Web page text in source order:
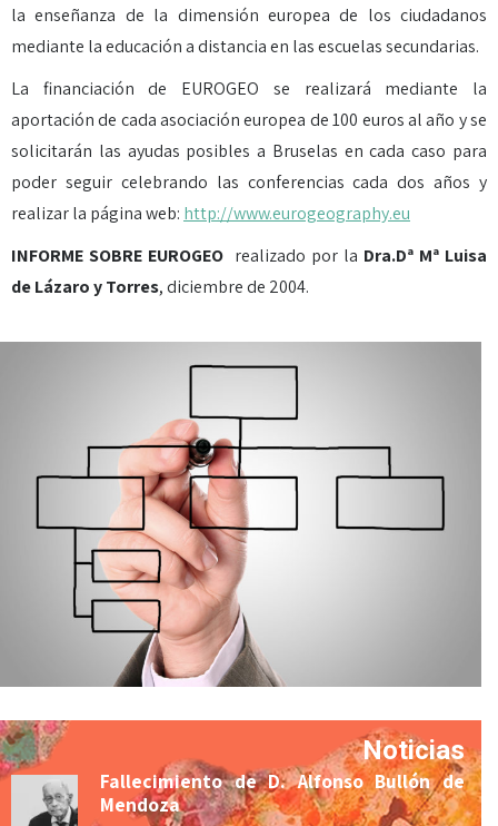
la enseñanza de la dimensión europea de los ciudadanos
mediante la educación a distancia en las escuelas secundarias.
La financiación de EUROGEO se realizará mediante la
aportación de cada asociación europea de 100 euros al año y se
solicitarán las ayudas posibles a Bruselas en cada caso para
poder seguir celebrando las conferencias cada dos años y
realizar la página web: http://www.eurogeography.eu
INFORME SOBRE EUROGEO realizado por la Dra.Dª Mª Luisa
de Lázaro y Torres, diciembre de 2004.
Noticias
Fallecimiento de D. Alfonso Bullón de
Mendoza